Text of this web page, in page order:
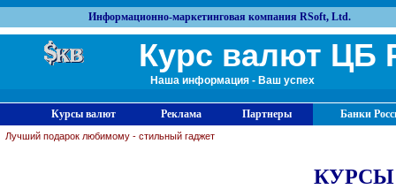
Информационно-маркетинговая компания RSoft, Ltd.
Курс валют ЦБ
Наша информация - Ваш успех
Курсы валют Реклама Партнеры Банки
Лучший подарок любимому - стильный гаджет